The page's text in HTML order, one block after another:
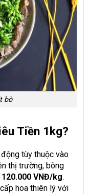
bò
Tiền 1kg?
tùy thuộc vào
thị trường, bông
120.000 VNĐ/kg.
hoa thiên lý với